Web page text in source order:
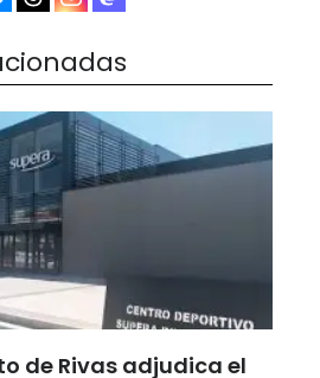
de Rivas adjudica el